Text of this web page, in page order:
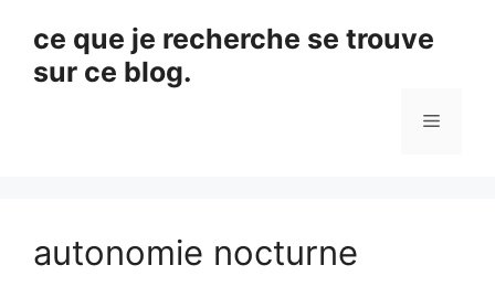
contenu
ce que je recherche se trouve
sur ce blog.
Menu
autonomie nocturne